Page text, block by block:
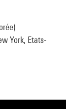
York, Etats-